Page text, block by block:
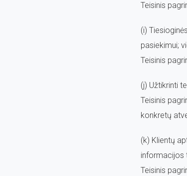
Teisinis
(i)
pasiekimui;
Teisinis
(j) Užtikrinti
Teisinis
konkretų
(k) Klientų
informacijos
Teisinis